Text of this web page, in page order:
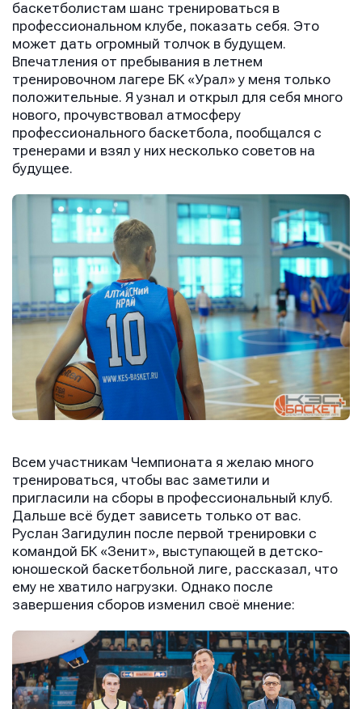
баскетболистам шанс тренироваться в
профессиональном клубе, показать себя. Это
может дать огромный толчок в будущем.
Впечатления от пребывания в летнем
тренировочном лагере БК «Урал» у меня только
положительные. Я узнал и открыл для себя много
нового, прочувствовал атмосферу
профессионального баскетбола, пообщался с
тренерами и взял у них несколько советов на
будущее.
Всем участникам Чемпионата я желаю много
тренироваться, чтобы вас заметили и
пригласили на сборы в профессиональный клуб.
Дальше всё будет зависеть только от вас.
Руслан Загидулин после первой тренировки с
командой БК «Зенит», выступающей в детско-
юношеской баскетбольной лиге, рассказал, что
ему не хватило нагрузки. Однако после
завершения сборов изменил своё мнение: